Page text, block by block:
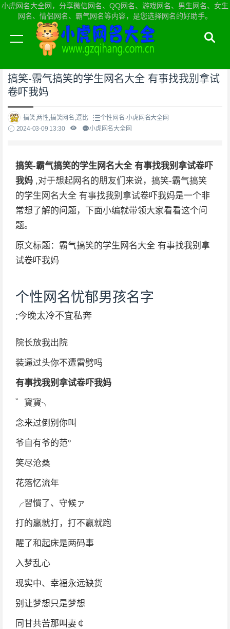
小虎网名大全网，分享微信网名、QQ网名、游戏网名、男生网名、女生
网名、情侣网名、霸气网名等内容，是您选择网名的好助手。
当前位置：小虎网名大全网首页>个性网名
搞笑-霸气搞笑的学生网名大全 有事找我别拿试
卷吓我妈
搞笑,两性,搞笑网名,逗比
个性网名-小虎网名大全网
2024-03-09 13:30
小虎网名大全网
搞笑-霸气搞笑的学生网名大全 有事找我别拿试卷吓
我妈 ,对于想起网名的朋友们来说，搞笑-霸气搞笑
的学生网名大全 有事找我别拿试卷吓我妈是一个非
常想了解的问题，下面小编就带领大家看看这个问
题。
原文标题：霸气搞笑的学生网名大全 有事找我别拿
试卷吓我妈
个性网名忧郁男孩名字
; 今晚太冷不宜私奔
院长放我出院
装逼过头你不遭雷劈吗
有事找我别拿试卷吓我妈
゛寳寳╮
念来过倒别你叫
爷自有爷的范°
笑尽沧桑
花落忆流年
╭習慣了、守候ァ
打的赢就打，打不赢就跑
醒了和起床是两码事
入梦乱心
现实中、幸福永远缺货
别让梦想只是梦想
同甘共苦那叫妻￠